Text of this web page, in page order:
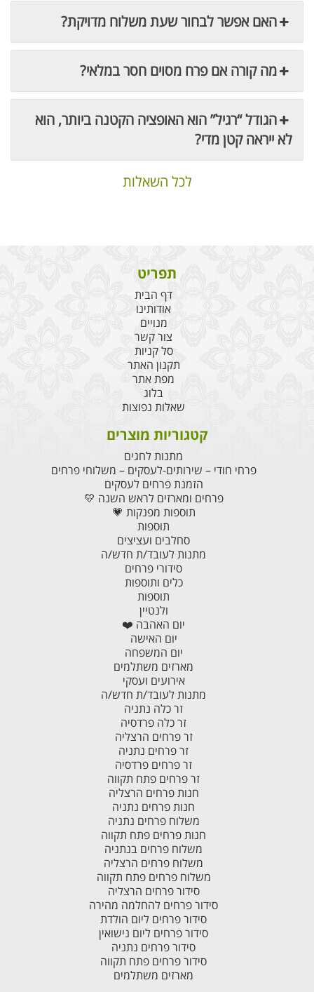
האם אפשר לבחור שעת משלוח מדויקת?
מה קורה אם פרח מסוים חסר במלאי?
הגודל “רגיל” הוא האופציה הקטנה ביותר, הוא
לא ייראה קטן מדי?
לכל השאלות
תפריט
דף הבית
אודותינו
מנויים
צור קשר
סל קניות
תקנון האתר
מפת אתר
בלוג
שאלות נפוצות
קטגוריות מוצרים
מתנות לחגים
פרחי חודי – שירותים-לעסקים – משלוחי פרחים
הזמנת פרחים לעסקים
פרחים ומארזים לראש השנה 💛
תוספות מפנקות 💗
תוספות
סחלבים ועציצים
מתנות לעובד/ת חדש/ה
סידורי פרחים
כלים ותוספות
תוספות
ולנטיין
יום האהבה ❤️
יום האישה
יום המשפחה
מארזים משתלמים
אירועים ועסקי
מתנות לעובד/ת חדש/ה
זר כלה נתניה
זר כלה פרדסיה
זר פרחים הרצליה
זר פרחים נתניה
זר פרחים פרדסיה
זר פרחים פתח תקווה
חנות פרחים הרצליה
חנות פרחים נתניה
משלוח פרחים נתניה
חנות פרחים פתח תקווה
משלוח פרחים בנתניה
משלוח פרחים הרצליה
משלוח פרחים פתח תקווה
סידור פרחים הרצליה
סידור פרחים להחלמה מהירה
סידור פרחים ליום הולדת
סידור פרחים ליום נישואין
סידור פרחים נתניה
סידור פרחים פתח תקווה
מארזים משתלמים